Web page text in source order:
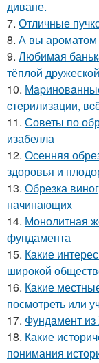
диване.
7. Отличные
8. А вы
9. Любимая
тёплой
10.
cтepилизaции,
11. Советы по
изабелла
12. Осенняя
здоровья и
13. Обрезка
начинающих
14. Монолитная
фундамента
15. Какие
широкой
16. Какие
посмотреть или
17. Фундамент
18. Какие
понимания